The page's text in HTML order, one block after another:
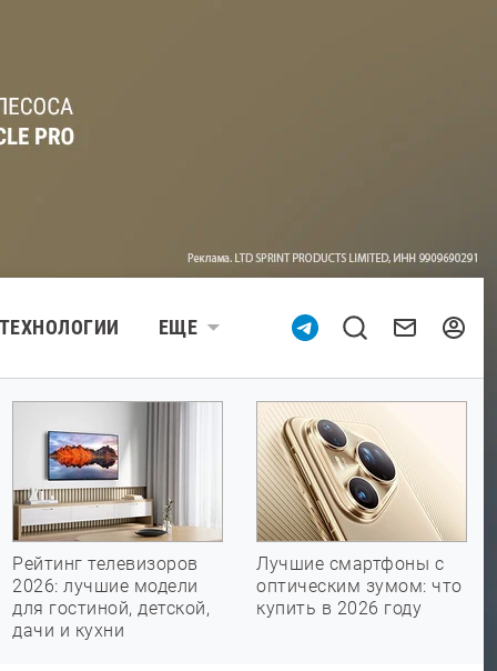
ТЕХНОЛОГИИ ЕЩЕ
Рейтинг телевизоров
2026: лучшие модели
для гостиной, детской,
дачи и кухни
Лучшие смартфоны с
оптическим зумом: что
купить в 2026 году